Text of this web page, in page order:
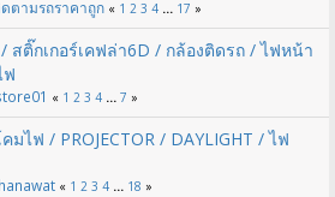
ตามรถราคาถูก « 1 2 3 4 ... 17 »
สติ๊กเกอร์เคฟล่า6D / กล้องติดรถ / ไฟหน้า
ฟ
« 1 2 3 4 ... 7 »
มไฟ / PROJECTOR / DAYLIGHT / ไฟ
« 1 2 3 4 ... 18 »